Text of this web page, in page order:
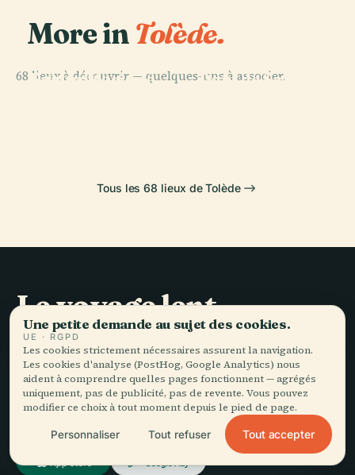
More in Tolède.
68 lieux à découvrir — quelques-uns à associer.
PLACE
Sainte-Marie de
Pont de San
Porte de
PLACE
Tous les 68 lieux de Tolède
Le voyage lent,
bien raconté.
RESTEZ DANS LA BOUCLE
Rejoindre
Une petite demande au sujet des cookies.
UE · RGPD
Les cookies strictement nécessaires assurent la navigation.
Les cookies d'analyse (PostHog, Google Analytics) nous
aident à comprendre quelles pages fonctionnent — agrégés
uniquement, pas de publicité, pas de revente. Vous pouvez
modifier ce choix à tout moment depuis le pied de page.
Personnaliser Tout refuser Tout accepter